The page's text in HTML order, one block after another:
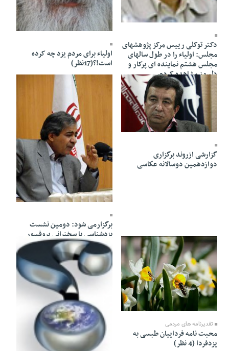
26 Khordad 1391 - 17:33
دکتر توکلی رییس مرکز پژوهشهای
مجلس: اولیاء را در طول سالهای
مجلس هشتم نماینده ای پرکار و
دلسوز مشاهده کردم
26 Khordad 1391 - 11:34
اولیاء برای مردم یزد چه کرده
است!؟(17نظر)
26 Khordad 1391 - 02:54
گزارشی ازروند برگزاری
دوازدهمین دوسالانه عكاسی
26 Khordad 1391 - 02:47
برگزارمی شود: دومين نشست
يزدشناسی با سخنراني پروفسور
پاپلي يزدي نویسنده شازده حمام
26 Khordad 1391 - 02:39
تقدیرنامه های مردمی
محبت نامه فرداییان طبسی به
یزدفردا (4 نظر)